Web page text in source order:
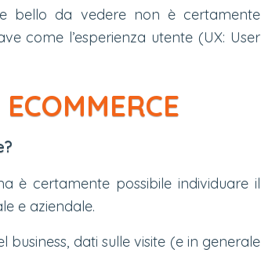
e bello da vedere non è certamente
come l’esperienza utente (UX: User
è certamente possibile individuare il
e aziendale.
dati sulle visite (e in generale